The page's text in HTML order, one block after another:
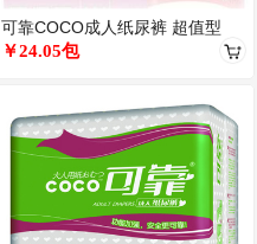
可靠COCO成人纸尿裤 超值型
￥24.05包